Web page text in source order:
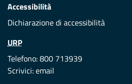
Accessibilità
Dichiarazione di accessibilità
URP
Telefono: 800 713939
Scrivici:email